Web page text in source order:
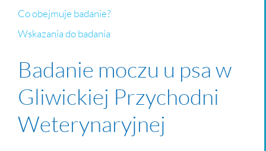
Co obejmuje badanie?
Wskazania do badania
Badanie moczu u psa w
Gliwickiej Przychodni
Weterynaryjnej